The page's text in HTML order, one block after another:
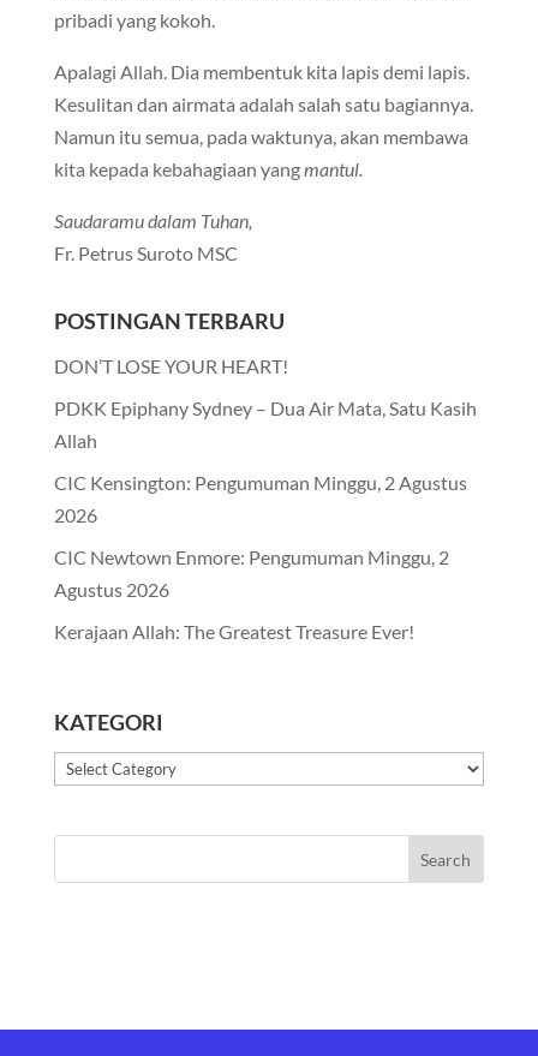
pribadi yang kokoh.
Apalagi Allah. Dia membentuk kita lapis demi lapis.
Kesulitan dan airmata adalah salah satu bagiannya.
Namun itu semua, pada waktunya, akan membawa
kita kepada kebahagiaan yangmantul.
Saudaramu dalam Tuhan,
Fr. Petrus Suroto MSC
POSTINGAN TERBARU
DON’T LOSE YOUR HEART!
PDKK Epiphany Sydney – Dua Air Mata, Satu Kasih
Allah
CIC Kensington: Pengumuman Minggu, 2 Agustus
2026
CIC Newtown Enmore: Pengumuman Minggu, 2
Agustus 2026
Kerajaan Allah: The Greatest Treasure Ever!
KATEGORI
Kategori